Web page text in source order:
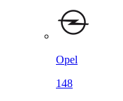
Opel
148